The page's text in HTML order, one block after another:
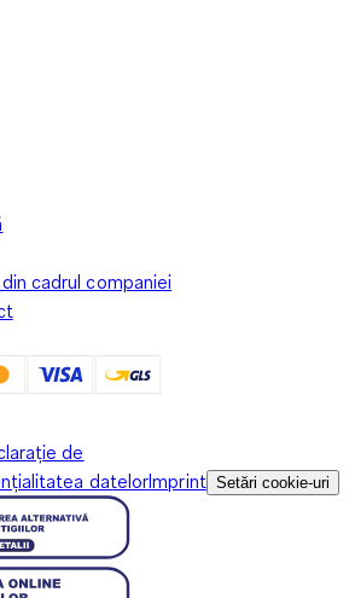
cadrul companiei
de
datelorImprint Setări cookie-uri